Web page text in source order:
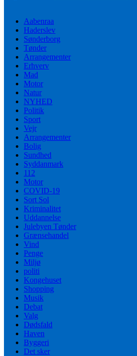
Aabenraa
Haderslev
Sønderborg
Tønder
Arrangementer
Erhverv
Mad
Motor
Natur
NYHED
Politik
Sport
Vejr
Arrangementer
Bolig
Sundhed
Syddanmark
112
Motor
COVID-19
Sort Sol
Kriminalitet
Uddannelse
Julebyen Tønder
Grænsehandel
Vind
Penge
Miljø
politi
Kongehuset
Shopping
Musik
Debat
Valg
Dødsfald
Haven
Byggeri
Det sker